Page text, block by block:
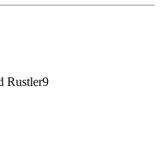
Rustler9